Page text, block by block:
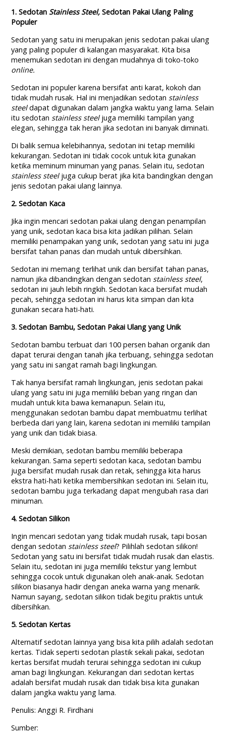
1. Sedotan Stainless Steel,Sedotan Pakai Ulang Paling
Populer
Sedotan yang satu ini merupakan jenis sedotan pakai ulang
yang paling populer di kalangan masyarakat. Kita bisa
menemukan sedotan ini dengan mudahnya di toko-toko
online.
Sedotan ini populer karena bersifat anti karat, kokoh dan
tidak mudah rusak. Hal ini menjadikan sedotan stainless
steeldapat digunakan dalam jangka waktu yang lama. Selain
itu sedotan stainless steel juga memiliki tampilan yang
elegan, sehingga tak heran jika sedotan ini banyak diminati.
Di balik semua kelebihannya, sedotan ini tetap memiliki
kekurangan. Sedotan ini tidak cocok untuk kita gunakan
ketika meminum minuman yang panas. Selain itu, sedotan
stainless steel juga cukup berat jika kita bandingkan dengan
jenis sedotan pakai ulang lainnya.
2. Sedotan Kaca
Jika ingin mencari sedotan pakai ulang dengan penampilan
yang unik, sedotan kaca bisa kita jadikan pilihan. Selain
memiliki penampakan yang unik, sedotan yang satu ini juga
bersifat tahan panas dan mudah untuk dibersihkan.
Sedotan ini memang terlihat unik dan bersifat tahan panas,
namun jika dibandingkan dengan sedotan stainless steel,
sedotan ini jauh lebih ringkih. Sedotan kaca bersifat mudah
pecah, sehingga sedotan ini harus kita simpan dan kita
gunakan secara hati-hati.
3. Sedotan Bambu, Sedotan Pakai Ulang yang Unik
Sedotan bambu terbuat dari 100 persen bahan organik dan
dapat terurai dengan tanah jika terbuang, sehingga sedotan
yang satu ini sangat ramah bagi lingkungan.
Tak hanya bersifat ramah lingkungan, jenis sedotan pakai
ulang yang satu ini juga memiliki beban yang ringan dan
mudah untuk kita bawa kemanapun. Selain itu,
menggunakan sedotan bambu dapat membuatmu terlihat
berbeda dari yang lain, karena sedotan ini memiliki tampilan
yang unik dan tidak biasa.
Meski demikian, sedotan bambu memiliki beberapa
kekurangan. Sama seperti sedotan kaca, sedotan bambu
juga bersifat mudah rusak dan retak, sehingga kita harus
ekstra hati-hati ketika membersihkan sedotan ini. Selain itu,
sedotan bambu juga terkadang dapat mengubah rasa dari
minuman.
4. Sedotan Silikon
Ingin mencari sedotan yang tidak mudah rusak, tapi bosan
dengan sedotan stainless steel? Pilihlah sedotan silikon!
Sedotan yang satu ini bersifat tidak mudah rusak dan elastis.
Selain itu, sedotan ini juga memiliki tekstur yang lembut
sehingga cocok untuk digunakan oleh anak-anak. Sedotan
silikon biasanya hadir dengan aneka warna yang menarik.
Namun sayang, sedotan silikon tidak begitu praktis untuk
dibersihkan.
5. Sedotan Kertas
Alternatif sedotan lainnya yang bisa kita pilih adalah sedotan
kertas. Tidak seperti sedotan plastik sekali pakai, sedotan
kertas bersifat mudah terurai sehingga sedotan ini cukup
aman bagi lingkungan. Kekurangan dari sedotan kertas
adalah bersifat mudah rusak dan tidak bisa kita gunakan
dalam jangka waktu yang lama.
Penulis: Anggi R. Firdhani
Sumber: